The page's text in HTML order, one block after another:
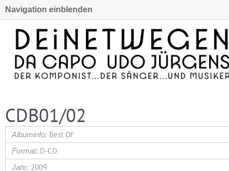
Navigation einblenden
CDB01/02
Best Of
D-CD
2009